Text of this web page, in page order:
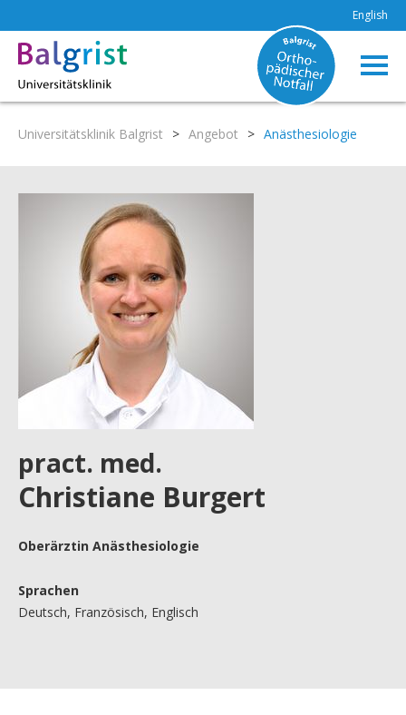
English
Universitätsklinik Balgrist > Angebot > Anästhesiologie
pract. med.
Christiane Burgert
Oberärztin Anästhesiologie
Sprachen
Deutsch, Französisch, Englisch